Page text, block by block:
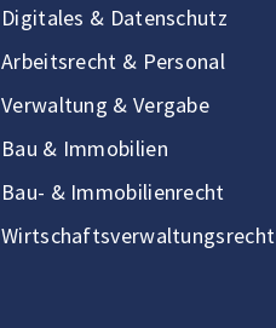
Digitales & Datenschutz
Arbeitsrecht & Personal
Verwaltung & Vergabe
Bau & Immobilien
Bau- & Immobilienrecht
Wirtschaftsverwaltungsrecht